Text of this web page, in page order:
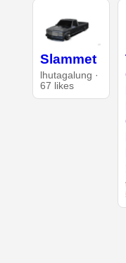
Slammet
lhutagalung ·
67 likes